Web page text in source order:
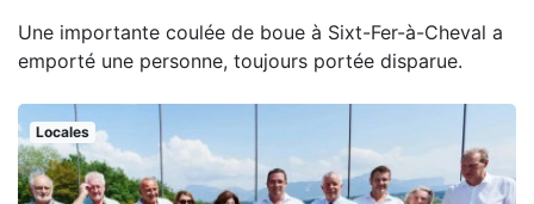
Une importante coulée de boue à Sixt-Fer-à-Cheval a
emporté une personne, toujours portée disparue.
Locales